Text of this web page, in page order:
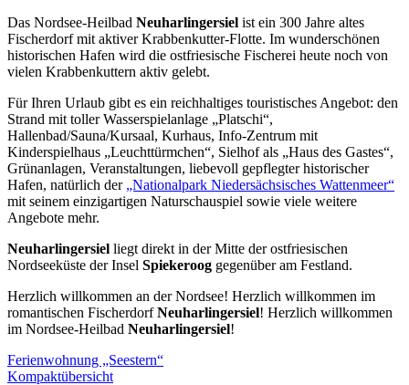
Das Nordsee-Heilbad Neuharlingersiel ist ein 300 Jahre altes
Fischerdorf mit aktiver Krabbenkutter-Flotte. Im wunderschönen
historischen Hafen wird die ostfriesische Fischerei heute noch von
vielen Krabbenkuttern aktiv gelebt.
Für Ihren Urlaub gibt es ein reichhaltiges touristisches Angebot: den
Strand mit toller Wasserspielanlage „Platschi“,
Hallenbad/Sauna/Kursaal, Kurhaus, Info-Zentrum mit
Kinderspielhaus „Leuchttürmchen“, Sielhof als „Haus des Gastes“,
Grünanlagen, Veranstaltungen, liebevoll gepflegter historischer
Hafen, natürlich der „Nationalpark Niedersächsisches Wattenmeer“
mit seinem einzigartigen Naturschauspiel sowie viele weitere
Angebote mehr.
Neuharlingersiel liegt direkt in der Mitte der ostfriesischen
Nordseeküste der Insel Spiekeroog gegenüber am Festland.
Herzlich willkommen an der Nordsee! Herzlich willkommen im
romantischen FischerdorfNeuharlingersiel! Herzlich willkommen
im Nordsee-Heilbad Neuharlingersiel!
Ferienwohnung „Seestern“
Kompaktübersicht